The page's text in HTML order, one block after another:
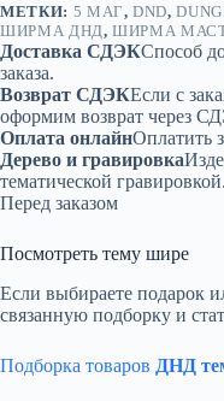
МЕТКИ: 5 МАГ,DND,
ШИРМА ДНД,ШИРМА
Доставка СДЭКСпособ
заказа.
Возврат СДЭКЕсли с
оформим возврат через
Оплата онлайнОплатить
Дерево и гравировка
тематической гравировкой.
Перед заказом
Посмотреть тему шире
Если выбираете подарок
связанную подборку и
Подборка товаров ДНД